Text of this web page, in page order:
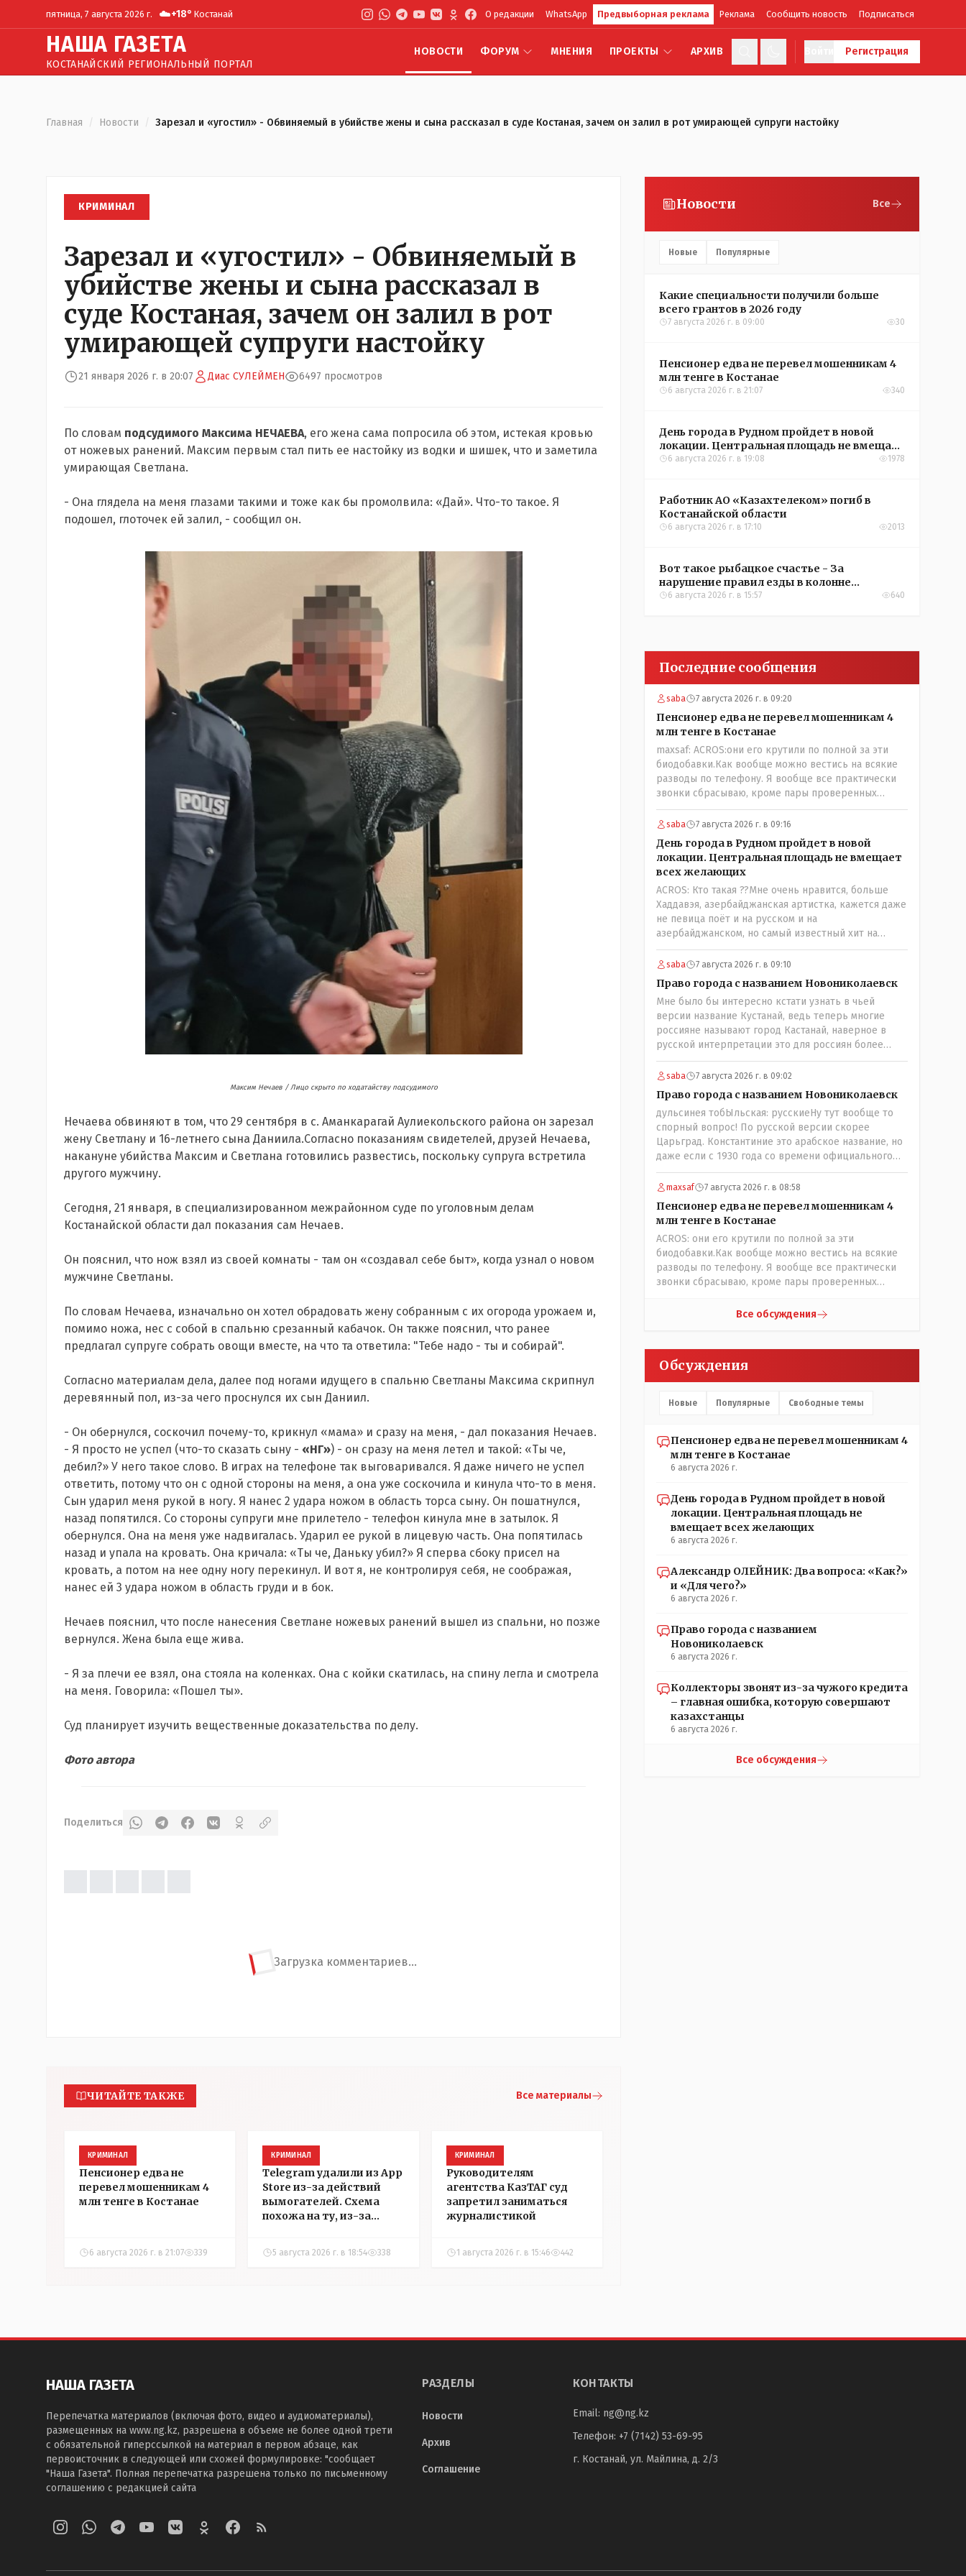
пятница, 7 августа 2026 г. ☁️+18° Костанай О редакции WhatsApp Предвыборная реклама Реклама Сообщить новость Подписаться
НАША ГАЗЕТА
КОСТАНАЙСКИЙ РЕГИОНАЛЬНЫЙ ПОРТАЛ
НОВОСТИ ФОРУМ МНЕНИЯ ПРОЕКТЫ АРХИВ Регистрация
Главная / Новости / Зарезал и «угостил» - Обвиняемый в убийстве жены и сына рассказал в суде Костаная, зачем он залил в рот умирающей супруги настойку
КРИМИНАЛ
Зарезал и «угостил» - Обвиняемый в
убийстве жены и сына рассказал в
суде Костаная, зачем он залил в рот
умирающей супруги настойку
21 января 2026 г. в 20:07 Диас СУЛЕЙМЕН 6497 просмотров
По словам подсудимого Максима НЕЧАЕВА, его жена сама попросила об этом, истекая кровью
от ножевых ранений. Максим первым стал пить ее настойку из водки и шишек, что и заметила
умирающая Светлана.
- Она глядела на меня глазами такими и тоже как бы промолвила: «Дай». Что-то такое. Я
подошел, глоточек ей залил, - сообщил он.
Максим Нечаев / Лицо скрыто по ходатайству подсудимого
Нечаева обвиняют в том, что 29 сентября в с. Аманкарагай Аулиекольского района он зарезал
жену Светлану и 16-летнего сына Даниила.Согласно показаниям свидетелей, друзей Нечаева,
накануне убийства Максим и Светлана готовились развестись, поскольку супруга встретила
другого мужчину.
Сегодня, 21 января, в специализированном межрайонном суде по уголовным делам
Костанайской области дал показания сам Нечаев.
Он пояснил, что нож взял из своей комнаты - там он «создавал себе быт», когда узнал о новом
мужчине Светланы.
По словам Нечаева, изначально он хотел обрадовать жену собранным с их огорода урожаем и,
помимо ножа, нес с собой в спальню срезанный кабачок. Он также пояснил, что ранее
предлагал супруге собрать овощи вместе, на что та ответила: "Тебе надо - ты и собирай".
Согласно материалам дела, далее под ногами идущего в спальню Светланы Максима скрипнул
деревянный пол, из-за чего проснулся их сын Даниил.
- Он обернулся, соскочил почему-то, крикнул «мама» и сразу на меня, - дал показания Нечаев.
- Я просто не успел (что-то сказать сыну - «НГ») - он сразу на меня летел и такой: «Ты че,
дебил?» У него такое слово. В играх на телефоне так выговаривался. Я даже ничего не успел
ответить, потому что он с одной стороны на меня, а она уже соскочила и кинула что-то в меня.
Сын ударил меня рукой в ногу. Я нанес 2 удара ножом в область торса сыну. Он пошатнулся,
назад попятился. Со стороны супруги мне прилетело - телефон кинула мне в затылок. Я
обернулся. Она на меня уже надвигалась. Ударил ее рукой в лицевую часть. Она попятилась
назад и упала на кровать. Она кричала: «Ты че, Даньку убил?» Я сперва сбоку присел на
кровать, а потом на нее одну ногу перекинул. И вот я, не контролируя себя, не соображая,
нанес ей 3 удара ножом в область груди и в бок.
Нечаев пояснил, что после нанесения Светлане ножевых ранений вышел из спальни, но позже
вернулся. Жена была еще жива.
- Я за плечи ее взял, она стояла на коленках. Она с койки скатилась, на спину легла и смотрела
на меня. Говорила: «Пошел ты».
Суд планирует изучить вещественные доказательства по делу.
Фото автора
Поделиться
Загрузка комментариев...
ЧИТАЙТЕ ТАКЖЕ Все материалы
КРИМИНАЛ
Пенсионер едва не
перевел мошенникам 4
млн тенге в Костанае
6 августа 2026 г. в 21:07 339
КРИМИНАЛ
Telegram удалили из App
Store из-за действий
вымогателей. Схема
похожа на ту, из-за
Instagram
5 августа 2026 г. в 18:54 338
КРИМИНАЛ
Руководителям
агентства КазТАГ суд
запретил заниматься
журналистикой
1 августа 2026 г. в 15:46 442
Новости Все
Новые Популярные
Какие специальности получили больше
всего грантов в 2026 году
7 августа 2026 г. в 09:00 30
Пенсионер едва не перевел мошенникам 4
млн тенге в Костанае
6 августа 2026 г. в 21:07 340
День города в Рудном пройдет в новой
локации. Центральная площадь не вмещает
всех желающих
6 августа 2026 г. в 19:08 1978
Работник АО «Казахтелеком» погиб в
Костанайской области
6 августа 2026 г. в 17:10 2013
Вот такое рыбацкое счастье - За
нарушение правил езды в колонне
оштрафовали участников соревнований в
6 августа 2026 г. в 15:57 640
Последние сообщения
saba 7 августа 2026 г. в 09:20
Пенсионер едва не перевел мошенникам 4
млн тенге в Костанае
maxsaf: ACROS:они его крутили по полной за эти
биодобавки.Как вообще можно вестись на всякие
разводы по телефону. Я вообще все практически
звонки сбрасываю, кроме пары проверенных
контактов. Один раз мне мой банк позвонил, не
мошенники. Я приехал туда, в банк, нашел того, кто
мне звонил, притащил к главному менеджеру и
обоим сказал: ещё один такой звонок, без разницы,
какая причина, и я счета свои у вас позакрываю.
Остальные входящие сразу в бан, по умолчанию для
меня любой входящий - Скам, пока не доказано
обратное - Zero trust. Все созвоны - только на
верифицируемые номера.Всё верно, я тоже так
поступаю,но увы любопытство ещё никто не
отменял! Я уже давно всё объяснил жене, но она
все равно меня допрашивает:" Кто звонил? От кого
скрываешься? Почему сбросил?"
saba 7 августа 2026 г. в 09:16
День города в Рудном пройдет в новой
локации. Центральная площадь не вмещает
всех желающих
ACROS: Кто такая ??Мне очень нравится, больше
Хаддавэя, азербайджанская артистка, кажется даже
не певица поёт и на русском и на
азербайджанском, но самый известный хит на
турецком. У неё очень необычный низкий тембр
голоса!
saba 7 августа 2026 г. в 09:10
Право города с названием Новониколаевск
Мне было бы интересно кстати узнать в чьей
версии название Кустанай, ведь теперь многие
россияне называют город Кастанай, наверное в
русской интерпретации это для россиян более
удобно? Просто в чисто познавательных целях
может кто из лингвистов или краеведов может
saba 7 августа 2026 г. в 09:02
Право города с названием Новониколаевск
дульсинея тобЫльская: русскиеНу тут вообще то
спорный вопрос! По русской версии скорее
Царьград. Константиние это арабское название, но
даже если с 1930 года со времени официального
переименования брать что можно назвать
историческим названием города? С 1930 уже тоже
поколений ! Это просто краеведческий факт и не
более того!
maxsaf 7 августа 2026 г. в 08:58
Пенсионер едва не перевел мошенникам 4
млн тенге в Костанае
ACROS: они его крутили по полной за эти
биодобавки.Как вообще можно вестись на всякие
разводы по телефону. Я вообще все практически
звонки сбрасываю, кроме пары проверенных
мошенники. Я приехал туда, в банк, нашел того, кто
Остальные входящие сразу в бан, по умолчанию для
меня любой входящий - Скам, пока не доказано
обратное - Zero trust. Все созвоны - только на
верифицируемые номера.
Все обсуждения
Обсуждения
Новые Популярные Свободные темы
Пенсионер едва не перевел мошенникам 4
млн тенге в Костанае
6 августа 2026 г.
День города в Рудном пройдет в новой
локации. Центральная площадь не
вмещает всех желающих
6 августа 2026 г.
Александр ОЛЕЙНИК: Два вопроса: «Как?»
и «Для чего?»
6 августа 2026 г.
Право города с названием
Новониколаевск
6 августа 2026 г.
Коллекторы звонят из-за чужого кредита
– главная ошибка, которую совершают
казахстанцы
6 августа 2026 г.
Все обсуждения
НАША ГАЗЕТА
Перепечатка материалов (включая фото, видео и аудиоматериалы),
размещенных на www.ng.kz, разрешена в объеме не более одной трети
с обязательной гиперссылкой на материал в первом абзаце, как
первоисточник в следующей или схожей формулировке: "сообщает
"Наша Газета". Полная перепечатка разрешена только по письменному
соглашению с редакцией сайта
РАЗДЕЛЫ
Новости
Архив
Соглашение
КОНТАКТЫ
Email: ng@ng.kz
Телефон: +7 (7142) 53-69-95
г. Костанай, ул. Майлина, д. 2/3